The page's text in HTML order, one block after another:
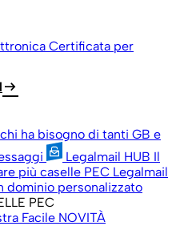
Certificata per
arrow_right_alt
ha bisogno di tanti GB e
Legalmail HUB Il
più caselle PEC Legalmail
dominio personalizzato
PEC
Facile NOVITÀ